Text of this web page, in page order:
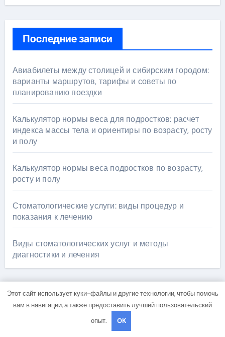
Последние записи
Авиабилеты между столицей и сибирским городом:
варианты маршрутов, тарифы и советы по
планированию поездки
Калькулятор нормы веса для подростков: расчет
индекса массы тела и ориентиры по возрасту, росту
и полу
Калькулятор нормы веса подростков по возрасту,
росту и полу
Стоматологические услуги: виды процедур и
показания к лечению
Виды стоматологических услуг и методы
диагностики и лечения
Архив
Этот сайт использует куки-файлы и другие технологии, чтобы помочь
вам в навигации, а также предоставить лучший пользовательский
опыт.
OK